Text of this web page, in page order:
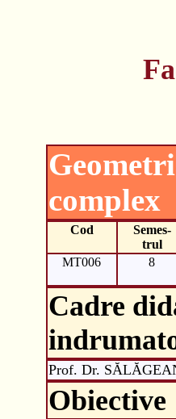
complex
Cod
Semes-
trul
MT006 8
Cadre
Prof. Dr.
Obiective